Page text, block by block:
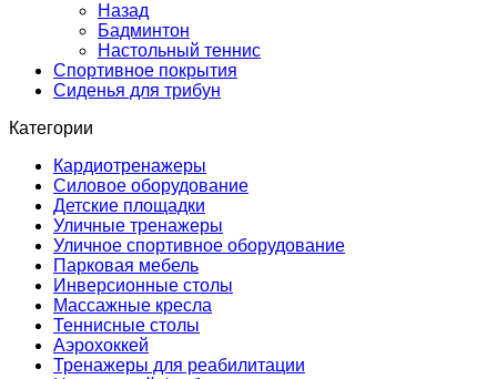
Назад
Бадминтон
Настольный теннис
Спортивное покрытия
Сиденья для трибун
Категории
Кардиотренажеры
Силовое оборудование
Детские площадки
Уличные тренажеры
Уличное спортивное оборудование
Парковая мебель
Инверсионные столы
Массажные кресла
Теннисные столы
Аэрохоккей
Тренажеры для реабилитации